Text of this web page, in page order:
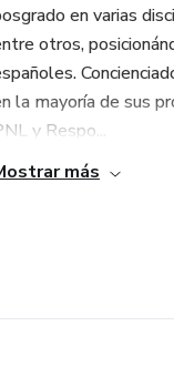
en varias
otros,
la mayoría de sus
y Respo...
más